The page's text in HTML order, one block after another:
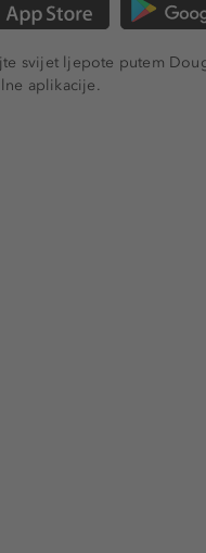
svijet ljepote putem
aplikacije.